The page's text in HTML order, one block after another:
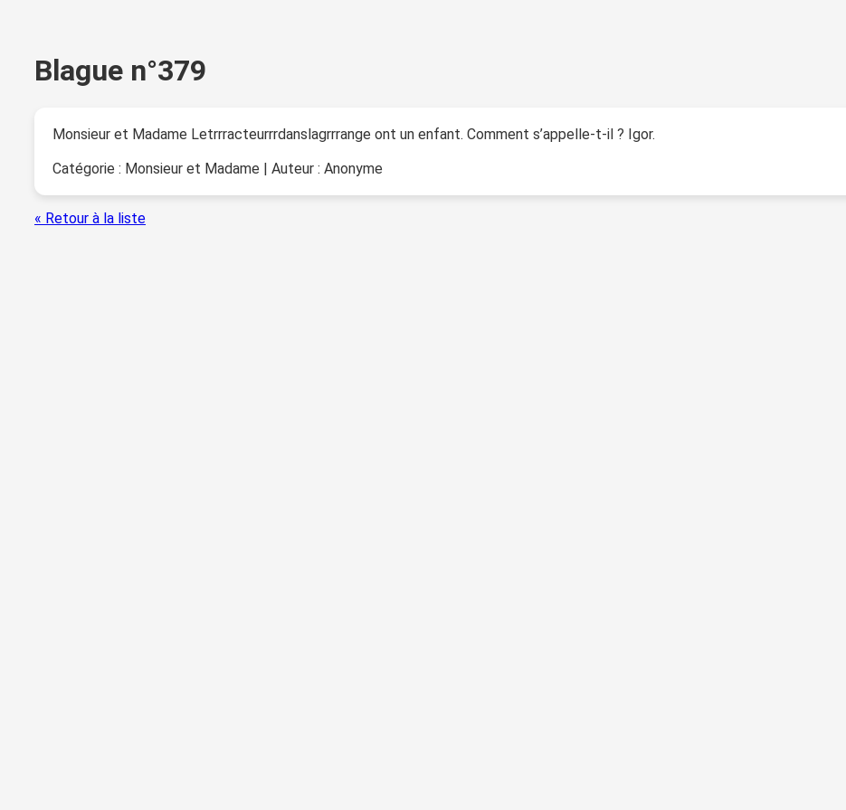
Blague n°379
Monsieur et Madame Letrrracteurrrdanslagrrrange ont un enfant. Comment s’appelle-t-il ? Igor.
Catégorie : Monsieur et Madame | Auteur : Anonyme
« Retour à la liste